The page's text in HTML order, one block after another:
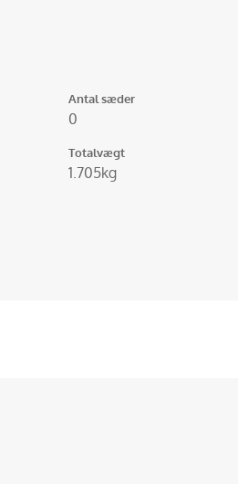
Antal sæder
0
Totalvægt
1.705kg